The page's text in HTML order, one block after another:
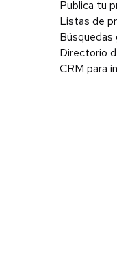
Publica tu
Listas de
Búsquedas
Directorio
CRM para